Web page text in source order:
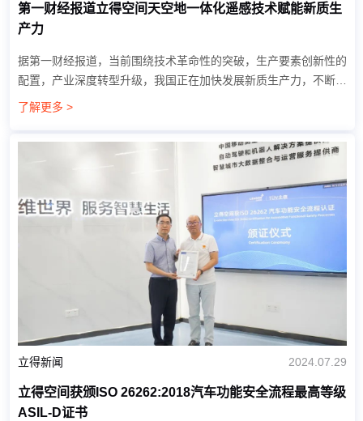
第一财经报道立得空间天空地一体化遥感技术赋能新质生
产力
据第一财经报道，当前围绕技术革命性的突破，生产要素创新性的
配置，产业深度转型升级，我国正在加快发展新质生产力，不断培
育新产业、新业态、新模式，聚焦产业高质量发展的新动能和新优
了解更多 >
立得新闻 2024.07.29
立得空间获颁ISO 26262:2018汽车功能安全流程最高等级
ASIL-D证书